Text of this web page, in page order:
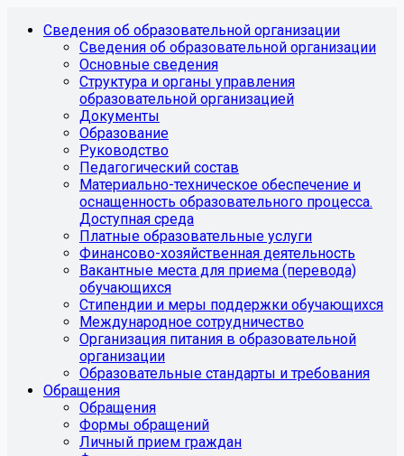
Сведения об образовательной организации
Сведения об образовательной организации
Основные сведения
Структура и органы управления
образовательной организацией
Документы
Образование
Руководство
Педагогический состав
Материально-техническое обеспечение и
оснащенность образовательного процесса.
Доступная среда
Платные образовательные услуги
Финансово-хозяйственная деятельность
Вакантные места для приема (перевода)
обучающихся
Стипендии и меры поддержки обучающихся
Международное сотрудничество
Организация питания в образовательной
организации
Образовательные стандарты и требования
Обращения
Обращения
Формы обращений
Личный прием граждан